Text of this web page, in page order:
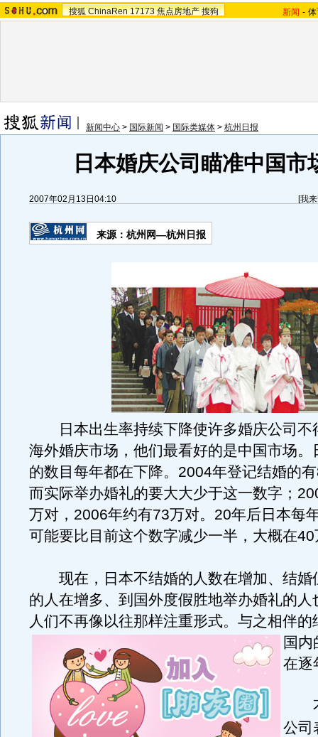
搜狐 ChinaRen 17173 焦点房地产 搜狗 新闻 -
新闻中心 > 国际新闻 > 国际类媒体 > 杭州日报
日本婚庆公司瞄准中国市
2007年02月13日04:10 [我
来源：杭州网—杭州日报
日本出生率持续下降使许多婚庆公司不
海外婚庆市场，他们最看好的是中国市场。
的数目每年都在下降。2004年登记结婚的
而实际举办婚礼的要大大少于这一数字；
万对，2006年约有73万对。20年后日本每
可能要比目前这个数字减少一半，大概在
现在，日本不结婚的人数在增加、结婚
的人在增多、到国外度假胜地举办婚礼的人
人们不再像以往那样注重形式。 与之相伴的
国
在逐
不
公司